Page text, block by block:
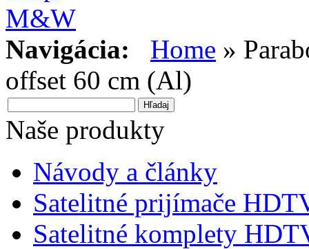
Navigácia: Home »
offset 60 cm (Al)
Naše produkty
Návody a články
Satelitné prijímače
Satelitné komplety